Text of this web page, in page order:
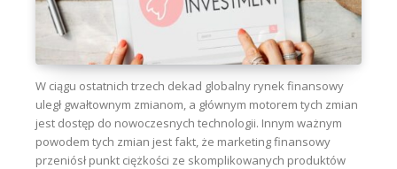
W ciągu ostatnich trzech dekad globalny rynek finansowy
uległ gwałtownym zmianom, a głównym motorem tych zmian
jest dostęp do nowoczesnych technologii. Innym ważnym
powodem tych zmian jest fakt, że marketing finansowy
przeniósł punkt ciężkości ze skomplikowanych produktów